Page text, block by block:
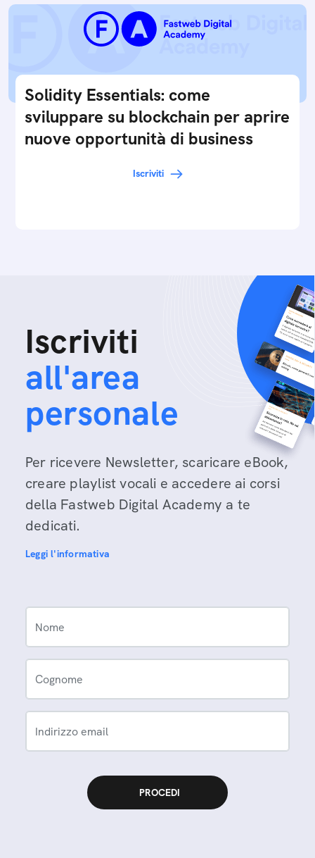
Solidity Essentials: come
sviluppare su blockchain per aprire
nuove opportunità di business
Iscriviti
Iscriviti
all'area
personale
Per ricevere Newsletter, scaricare eBook,
creare playlist vocali e accedere ai corsi
della Fastweb Digital Academy a te
dedicati.
Leggi l'informativa
Nome
Cognome
Indirizzo email